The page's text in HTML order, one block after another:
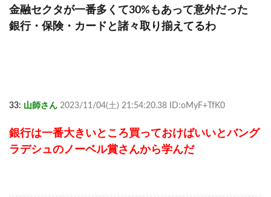
金融セクタが一番多くて30%もあって意外だった
銀行・保険・カードと諸々取り揃えてるわ
33: 山師さん 2023/11/04(土) 21:54:20.38 ID:oMyF+TfK0
銀行は一番大きいところ買っておけばいいとバング
ラデシュのノーベル賞さんから学んだ